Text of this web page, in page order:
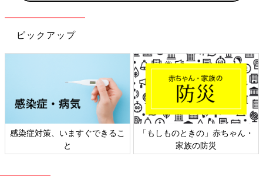
ピックアップ
ものときの」赤ちゃん・
日本外来小児科学会リーフレッ
ト検討会
六星